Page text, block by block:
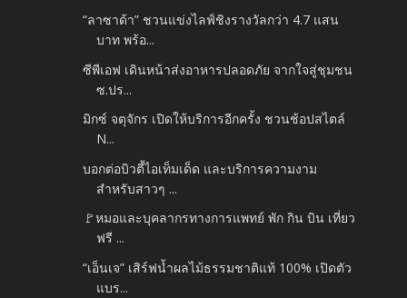
“ลาซาด้า” ชวนแข่งไลฟ์ชิงรางวัลกว่า 4.7 แสน
บาท พร้อ...
ซีพีเอฟ เดินหน้าส่งอาหารปลอดภัย จากใจสู่ชุมชน
ซ.ปร...
มิกซ์ จตุจักร เปิดให้บริการอีกครั้ง ชวนช้อปสไตล์
N...
บอกต่อบิวตี้ไอเท็มเด็ด และบริการความงาม
สำหรับสาวๆ ...
🚩หมอและบุคลากรทางการแพทย์ พัก กิน บิน เที่ยว
ฟรี ...
“เอ็นเจ” เสิร์ฟน้ำผลไม้ธรรมชาติแท้ 100% เปิดตัว
แบร...